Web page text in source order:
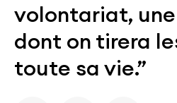
volontariat,
dont on tirera
toute sa vie.”